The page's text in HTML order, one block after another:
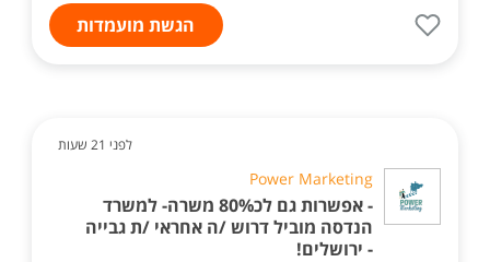
הגשת מועמדות
לפני 21 שעות
Power Marketing
- אפשרות גם לכ80% משרה- למשרד
הנדסה מוביל דרוש /ה אחראי /ת גבייה
- ירושלים!